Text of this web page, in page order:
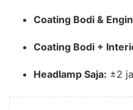
Coating Bodi &
Coating Bodi +
Headlamp Saja: ±2